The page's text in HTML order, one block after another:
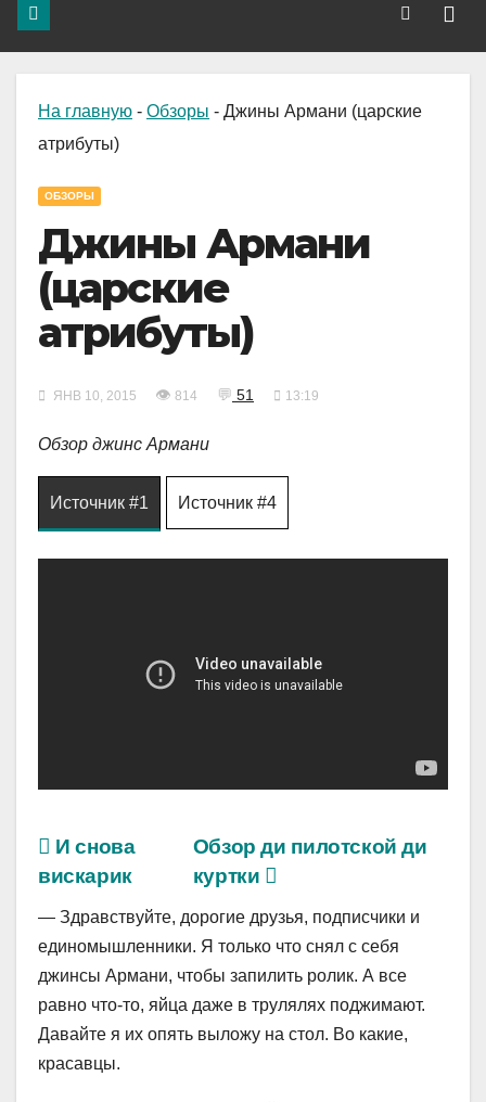
На главную - Обзоры - Джины Армани (царские
атрибуты)
ОБЗОРЫ
Джины Армани
(царские
атрибуты)
ЯНВ 10, 2015 👁 814 💬 51 13:19
Обзор джинс Армани
Источник #1 Источник #4
Обзор ди пилотской ди
куртки
И снова
вискарик
— Здравствуйте, дорогие друзья, подписчики и
единомышленники. Я только что снял с себя
джинсы Армани, чтобы запилить ролик. А все
равно что-то, яйца даже в трулялях поджимают.
Давайте я их опять выложу на стол. Во какие,
красавцы.